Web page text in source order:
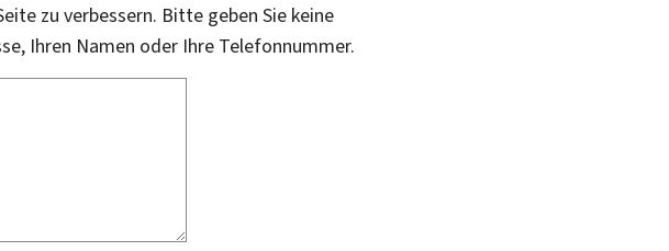
zu verbessern. Bitte geben Sie keine
Ihren Namen oder Ihre Telefonnummer.